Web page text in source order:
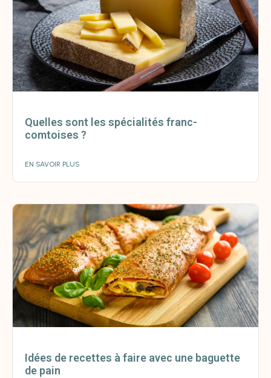
Quelles sont les spécialités franc-
comtoises ?
EN SAVOIR PLUS
Idées de recettes à faire avec une baguette
de pain